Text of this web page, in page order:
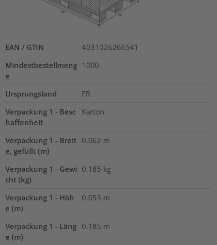
EAN / GTIN
4031026266541
Mindestbestellmeng
e
1000
Ursprungsland
FR
Verpackung 1 - Besc
haffenheit
Karton
Verpackung 1 - Breit
e, gefüllt (m)
0.062 m
Verpackung 1 - Gewi
cht (kg)
0.185 kg
Verpackung 1 - Höh
e (m)
0.053 m
Verpackung 1 - Läng
e (m)
0.185 m